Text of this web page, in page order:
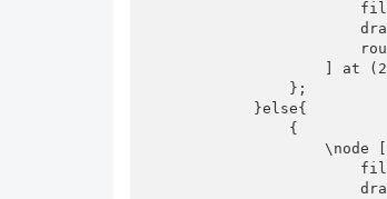
                        draw=green!60,
                    \node [rectangle,
                        draw=violet!80,